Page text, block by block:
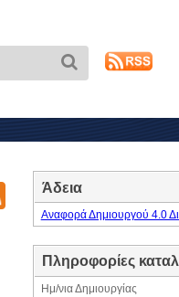
Άδεια
Αναφορά Δημιουργού 4.0
Πληροφορίες
Ημ/νια Δημιουργίας